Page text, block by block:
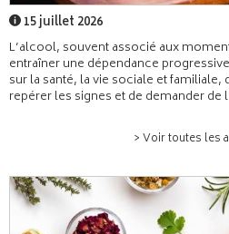
15 juillet 2026
L’alcool, souvent associé aux
entraîner une dépendance
sur la santé, la vie sociale et familiale,
repérer les signes et de demander de
> Voir toutes les